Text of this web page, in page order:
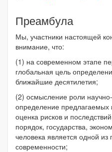
Преамбула
Мы, участники настоящей
внимание, что:
(1) на современном этапе
глобальная цель
ближайшие десятилетия;
(2) осмысление роли
определение предлагаемых
оценка рисков и
порядок, государства,
человека является одной из
современности;